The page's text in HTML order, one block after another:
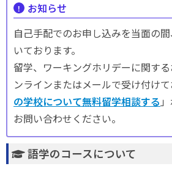
お知らせ
自己手配でのお申し込みを当面の
いております。
留学、ワーキングホリデーに関す
ンラインまたはメールで受け付け
の学校について無料留学相談する
お問い合わせください。
語学のコースについて